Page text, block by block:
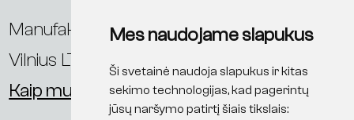
Mes naudojame slapukus
Ši svetainė naudoja slapukus ir kitas
sekimo technologijas, kad pagerintų
jūsų naršymo patirtį šiais tikslais:
Manufaktūrų g. 20,
Vilnius LT-11342, Lietuva
Kaip mus rasti?